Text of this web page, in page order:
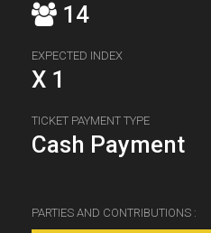
14
EXPECTED INDEX
X 1
TICKET PAYMENT TYPE
Cash Payment
PARTIES AND CONTRIBUTIONS :